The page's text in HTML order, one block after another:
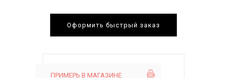
Оформить быстрый заказ
ПРИМЕРЬ В МАГАЗИНЕ